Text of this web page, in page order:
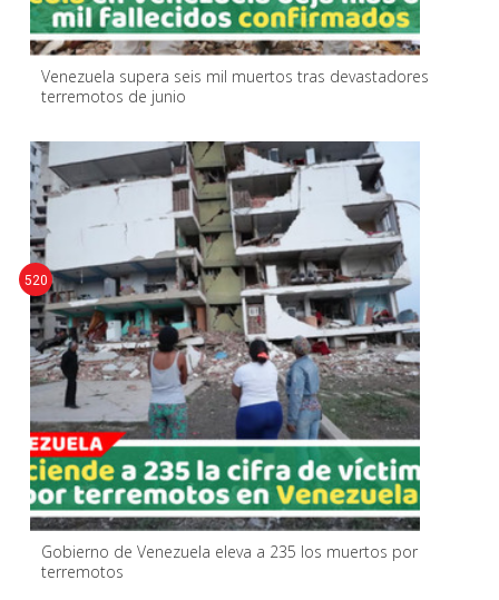
Venezuela supera seis mil muertos tras devastadores
terremotos de junio
Gobierno de Venezuela eleva a 235 los muertos por
terremotos
520